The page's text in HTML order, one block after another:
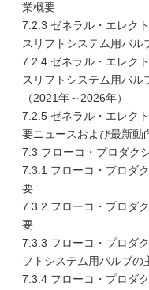
業概要
7.2.3 ゼネラル・エレク
スリフトシステム用バ
7.2.4 ゼネラル・エレク
スリフトシステム用バル
（2021年～2026年）
7.2.5 ゼネラル・エレク
要ニュースおよび最新動
7.3 フローコ・プロダク
7.3.1 フローコ・プロダ
要
7.3.2 フローコ・プロダ
要
7.3.3 フローコ・プロダ
フトシステム用バルブの
7.3.4 フローコ・プロダ